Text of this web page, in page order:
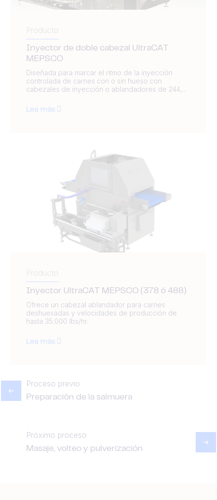
Producto
Inyector de doble cabezal UltraCAT
MEPSCO
Diseñada para marcar el ritmo de la inyección
controlada de carnes con o sin hueso con
cabezales de inyección o ablandadores de 244,...
Lea más
Producto
Inyector UltraCAT MEPSCO (378 ó 488)
Ofrece un cabezal ablandador para carnes
deshuesadas y velocidades de producción de
hasta 35.000 lbs/hr.
Lea más
Proceso previo
Preparación de la salmuera
Próximo proceso
Masaje, volteo y pulverización